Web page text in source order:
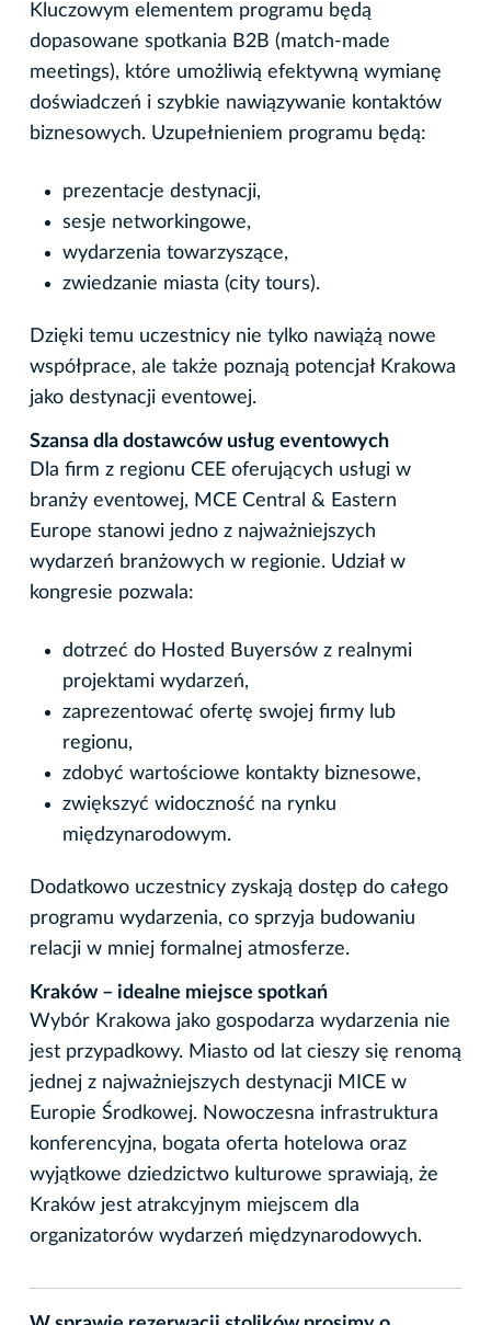
Kluczowym elementem programu będą
dopasowane spotkania B2B (match-made
meetings), które umożliwią efektywną wymianę
doświadczeń i szybkie nawiązywanie kontaktów
biznesowych. Uzupełnieniem programu będą:
prezentacje destynacji,
sesje networkingowe,
wydarzenia towarzyszące,
zwiedzanie miasta (city tours).
Dzięki temu uczestnicy nie tylko nawiążą nowe
współprace, ale także poznają potencjał Krakowa
jako destynacji eventowej.
Szansa dla dostawców usług eventowych
Dla firm z regionu CEE oferujących usługi w
branży eventowej, MCE Central & Eastern
Europe stanowi jedno z najważniejszych
wydarzeń branżowych w regionie. Udział w
kongresie pozwala:
dotrzeć do Hosted Buyersów z realnymi
projektami wydarzeń,
zaprezentować ofertę swojej firmy lub
regionu,
zdobyć wartościowe kontakty biznesowe,
zwiększyć widoczność na rynku
międzynarodowym.
Dodatkowo uczestnicy zyskają dostęp do całego
programu wydarzenia, co sprzyja budowaniu
relacji w mniej formalnej atmosferze.
Kraków – idealne miejsce spotkań
Wybór Krakowa jako gospodarza wydarzenia nie
jest przypadkowy. Miasto od lat cieszy się renomą
jednej z najważniejszych destynacji MICE w
Europie Środkowej. Nowoczesna infrastruktura
konferencyjna, bogata oferta hotelowa oraz
wyjątkowe dziedzictwo kulturowe sprawiają, że
Kraków jest atrakcyjnym miejscem dla
organizatorów wydarzeń międzynarodowych.